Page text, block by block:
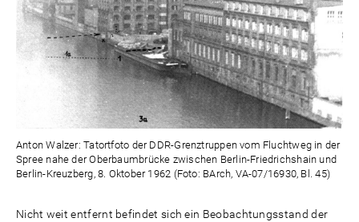
Anton Walzer: Tatortfoto der DDR-Grenztruppen vom Fluchtweg in der
Spree nahe der Oberbaumbrücke zwischen Berlin-Friedrichshain und
Berlin-Kreuzberg, 8. Oktober 1962 (Foto: BArch, VA-07/16930, Bl. 45)
Nicht weit entfernt befindet sich ein Beobachtungsstand der